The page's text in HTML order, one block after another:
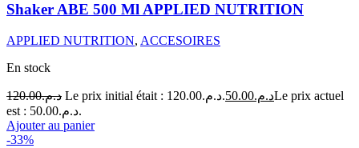
Shaker ABE 500 Ml APPLIED NUTRITION
APPLIED NUTRITION, ACCESOIRES
En stock
د.م.120.00 Le prix initial était : د.م.120.00. د.م.50.00
Le prix actuel
est : د.م.50.00.
Ajouter au panier
-33%